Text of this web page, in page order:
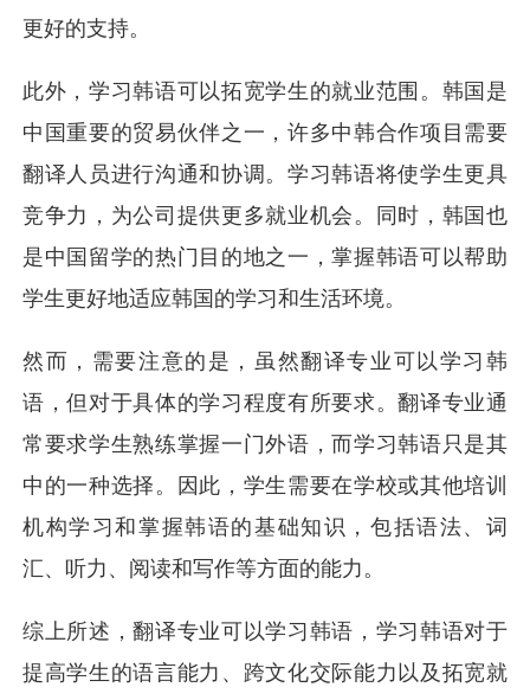
更好的支持。
此外，学习韩语可以拓宽学生的就业范围。韩国是
中国重要的贸易伙伴之一，许多中韩合作项目需要
翻译人员进行沟通和协调。学习韩语将使学生更具
竞争力，为公司提供更多就业机会。同时，韩国也
是中国留学的热门目的地之一，掌握韩语可以帮助
学生更好地适应韩国的学习和生活环境。
然而，需要注意的是，虽然翻译专业可以学习韩
语，但对于具体的学习程度有所要求。翻译专业通
常要求学生熟练掌握一门外语，而学习韩语只是其
中的一种选择。因此，学生需要在学校或其他培训
机构学习和掌握韩语的基础知识，包括语法、词
汇、听力、阅读和写作等方面的能力。
综上所述，翻译专业可以学习韩语，学习韩语对于
提高学生的语言能力、跨文化交际能力以及拓宽就